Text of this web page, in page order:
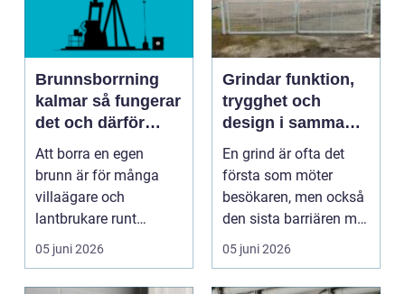
Brunnsborrning
kalmar så fungerar
det och därför
lönar det sig
Att borra en egen
brunn är för många
villaägare och
lantbrukare runt
Kalmar ett sätt att
säkra vatte...
05 juni 2026
Grindar funktion,
trygghet och
design i samma
lösning
En grind är ofta det
första som möter
besökaren, men också
den sista barriären mot
obehöriga. grinda...
05 juni 2026